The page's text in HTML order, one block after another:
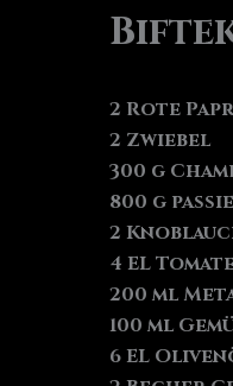
2 Rote
2 Zwiebel
300 g
800 g
2
4 EL
200 ml
100 ml
6 EL